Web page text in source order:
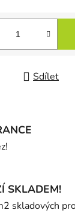
Sdílet
SKLADEM!
skladových